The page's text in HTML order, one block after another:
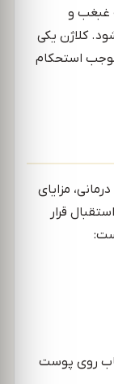
غبغب و
کلاژن یکی
استحکام
مزایای
قرار
روی پوست